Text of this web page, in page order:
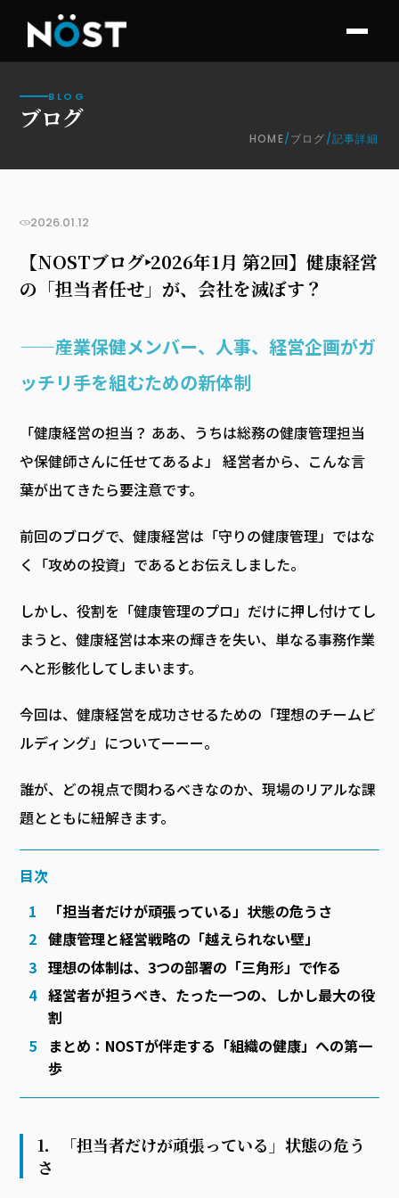
BLOG
ブログ
HOME/ブログ/記事詳細
2026.01.12
【NOSTブログ‣2026年1月 第2回】健康経営
の「担当者任せ」が、会社を滅ぼす？
——産業保健メンバー、人事、経営企画がガ
ッチリ手を組むための新体制
「健康経営の担当？ ああ、うちは総務の健康管理担当
や保健師さんに任せてあるよ」 ――経営者から、こんな言
葉が出てきたら要注意です。
前回のブログで、健康経営は「守りの健康管理」ではな
く「攻めの投資」であるとお伝えしました。
しかし、役割を「健康管理のプロ」だけに押し付けてし
まうと、健康経営は本来の輝きを失い、単なる事務作業
へと形骸化してしまいます。
今回は、健康経営を成功させるための「理想のチームビ
ルディング」についてーーー。
誰が、どの視点で関わるべきなのか、現場のリアルな課
題とともに紐解きます。
目次
「担当者だけが頑張っている」状態の危うさ
健康管理と経営戦略の「越えられない壁」
理想の体制は、3つの部署の「三角形」で作る
経営者が担うべき、たった一つの、しかし最大の役
割
まとめ：NOSTが伴走する「組織の健康」への第一
歩
1．「担当者だけが頑張っている」状態の危う
さ